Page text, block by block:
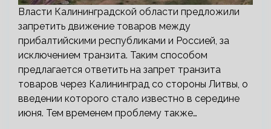
Власти Калининградской области предложили
запретить движение товаров между
прибалтийскими республиками и Россией, за
исключением транзита. Таким способом
предлагается ответить на запрет транзита
товаров через Калининград со стороны Литвы, о
введении которого стало известно в середине
июня. Тем временем проблему также…